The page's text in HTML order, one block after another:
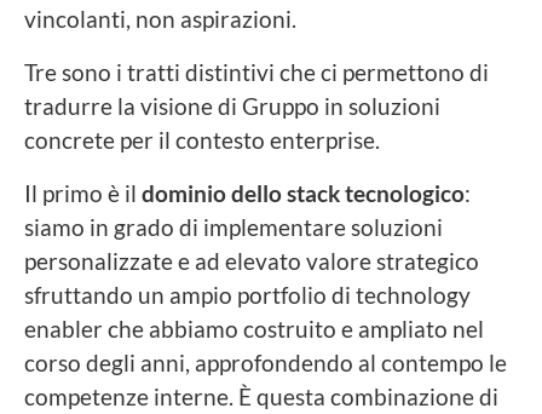
vincolanti, non aspirazioni.
Tre sono i tratti distintivi che ci permettono di
tradurre la visione di Gruppo in soluzioni
concrete per il contesto enterprise.
Il primo è il dominio dello stack tecnologico:
siamo in grado di implementare soluzioni
personalizzate e ad elevato valore strategico
sfruttando un ampio portfolio di technology
enabler che abbiamo costruito e ampliato nel
corso degli anni, approfondendo al contempo le
competenze interne. È questa combinazione di